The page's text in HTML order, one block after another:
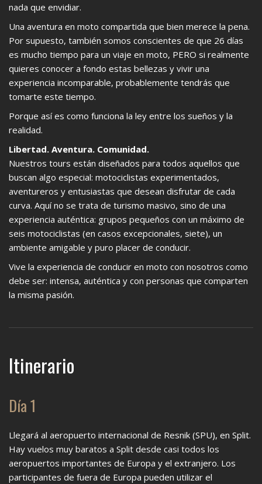
nada que envidiar.
Una aventura en moto compartida que bien merece la pena.
Por supuesto, también somos conscientes de que 26 días
es mucho tiempo para un viaje en moto, PERO si realmente
quieres conocer a fondo estas bellezas y vivir una
experiencia incomparable, probablemente tendrás que
tomarte este tiempo.
Porque así es como funciona la ley entre los sueños y la
realidad.
Libertad. Aventura. Comunidad.
Nuestros tours están diseñados para todos aquellos que
buscan algo especial: motociclistas experimentados,
aventureros y entusiastas que desean disfrutar de cada
curva. Aquí no se trata de turismo masivo, sino de una
experiencia auténtica: grupos pequeños con un máximo de
seis motociclistas (en casos excepcionales, siete), un
ambiente amigable y puro placer de conducir.
Vive la experiencia de conducir en moto con nosotros como
debe ser: intensa, auténtica y con personas que comparten
la misma pasión.
Itinerario
Día 1
Llegará al aeropuerto internacional de Resnik (SPU), en Split.
Hay vuelos muy baratos a Split desde casi todos los
aeropuertos importantes de Europa y el extranjero. Los
participantes de fuera de Europa pueden utilizar el